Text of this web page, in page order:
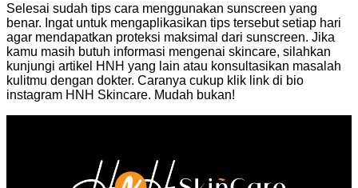
Selesai sudah tips cara menggunakan sunscreen yang
benar. Ingat untuk mengaplikasikan tips tersebut setiap hari
agar mendapatkan proteksi maksimal dari sunscreen. Jika
kamu masih butuh informasi mengenai skincare, silahkan
kunjungi artikel HNH yang lain atau konsultasikan masalah
kulitmu dengan dokter. Caranya cukup klik link di bio
instagram HNH Skincare. Mudah bukan!